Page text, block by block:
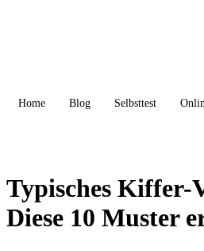
Home Blog Selbsttest
Typisches Kiffer-
Diese 10 Muster